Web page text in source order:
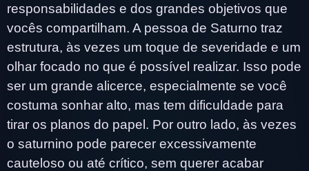
responsabilidades e dos grandes objetivos que
vocês compartilham. A pessoa de Saturno traz
estrutura, às vezes um toque de severidade e um
olhar focado no que é possível realizar. Isso pode
ser um grande alicerce, especialmente se você
costuma sonhar alto, mas tem dificuldade para
tirar os planos do papel. Por outro lado, às vezes
o saturnino pode parecer excessivamente
cauteloso ou até crítico, sem querer acabar